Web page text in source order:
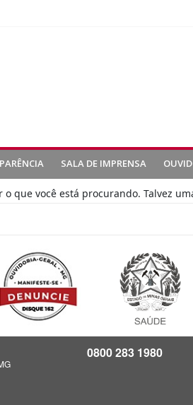
SALA DE IMPRENSA
que você está procurando. Talvez
0800 283 1980